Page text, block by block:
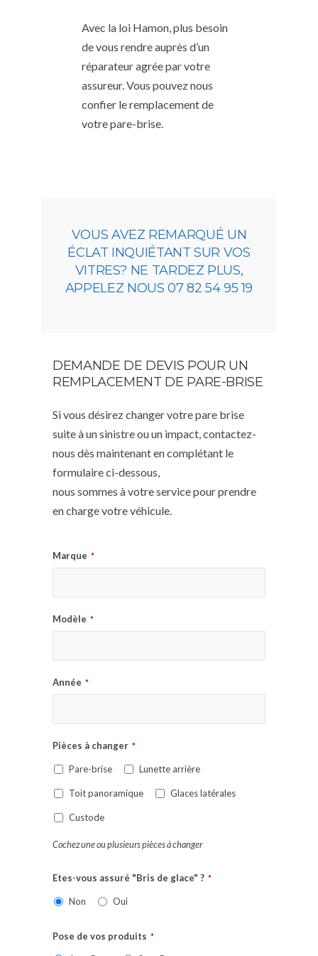
Avec la loi Hamon, plus besoin
de vous rendre auprès d’un
réparateur agrée par votre
assureur. Vous pouvez nous
confier le remplacement de
votre pare-brise.
VOUS AVEZ REMARQUÉ UN
ÉCLAT INQUIÉTANT SUR VOS
VITRES? NE TARDEZ PLUS,
APPELEZ NOUS 07 82 54 95 19
DEMANDE DE DEVIS POUR UN
REMPLACEMENT DE PARE-BRISE
Si vous désirez changer votre pare brise
suite à un sinistre ou un impact, contactez-
nous dès maintenant en complétant le
formulaire ci-dessous,
nous sommes à votre service pour prendre
en charge votre véhicule.
Marque *
Modèle *
Année *
Pièces à changer *
Pare-brise Lunette arrière
Toit panoramique Glaces latérales
Custode
Cochez une ou plusieurs pièces à changer
Etes-vous assuré "Bris de glace" ? *
Non Oui
Pose de vos produits *